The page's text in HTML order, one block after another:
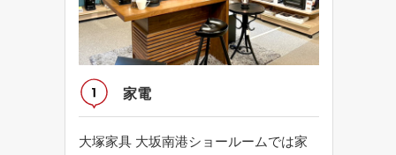
家電
大塚家具 大坂南港ショールームでは家